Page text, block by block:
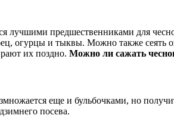
лучшими предшественниками для
огурцы и тыквы. Можно также сеять
их поздно. Можно ли сажать
еще и бульбочками, но
посева.